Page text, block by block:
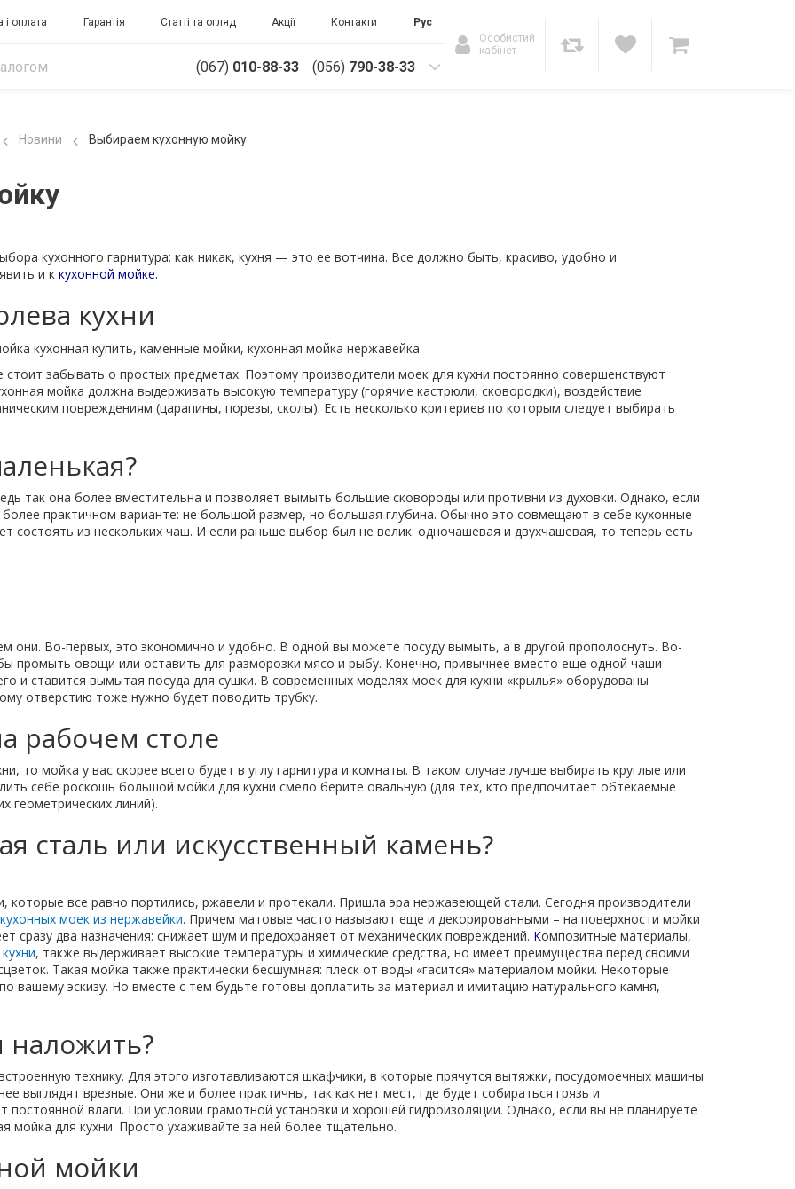
і оплата Гарантія Статті та огляд Акції Контакти Рус
(067)010-88-33 (056)790-38-33
Особистий
кабінет
Новини Выбираем кухонную мойку
кухонного гарнитура: как никак, кухня — это ее вотчина. Все должно быть, красиво, удобно и
и к кухонной мойке.
кухни
забывать о простых предметах. Поэтому производители моек для кухни постоянно совершенствуют
мойка должна выдерживать высокую температуру (горячие кастрюли, сковородки), воздействие
повреждениям (царапины, порезы, сколы). Есть несколько критериев по которым следует выбирать
так она более вместительна и позволяет вымыть большие сковороды или противни из духовки. Однако, если
практичном варианте: не большой размер, но большая глубина. Обычно это совмещают в себе кухонные
из нескольких чаш. И если раньше выбор был не велик: одночашевая и двухчашевая, то теперь есть
они. Во-первых, это экономично и удобно. В одной вы можете посуду вымыть, а в другой прополоснуть. Во-
промыть овощи или оставить для разморозки мясо и рыбу. Конечно, привычнее вместо еще одной чаши
и ставится вымытая посуда для сушки. В современных моделях моек для кухни «крылья» оборудованы
отверстию тоже нужно будет поводить трубку.
рабочем столе
то мойка у вас скорее всего будет в углу гарнитура и комнаты. В таком случае лучше выбирать круглые или
себе роскошь большой мойки для кухни смело берите овальную (для тех, кто предпочитает обтекаемые
геометрических линий).
сталь или искусственный камень?
которые все равно портились, ржавели и протекали. Пришла эра нержавеющей стали. Сегодня производители
кухонных моек из нержавейки. Причем матовые часто называют еще и декорированными – на поверхности мойки
сразу два назначения: снижает шум и предохраняет от механических повреждений. Композитные материалы,
, также выдерживает высокие температуры и химические средства, но имеет преимущества перед своими
Такая мойка также практически бесшумная: плеск от воды «гасится» материалом мойки. Некоторые
вашему эскизу. Но вместе с тем будьте готовы доплатить за материал и имитацию натурального камня,
наложить?
технику. Для этого изготавливаются шкафчики, в которые прячутся вытяжки, посудомоечных машины
выглядят врезные. Они же и более практичны, так как нет мест, где будет собираться грязь и
постоянной влаги. При условии грамотной установки и хорошей гидроизоляции. Однако, если вы не планируете
мойка для кухни. Просто ухаживайте за ней более тщательно.
мойки